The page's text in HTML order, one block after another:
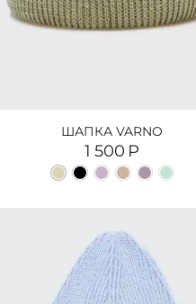
ШАПКА VARNO
1 500 Р